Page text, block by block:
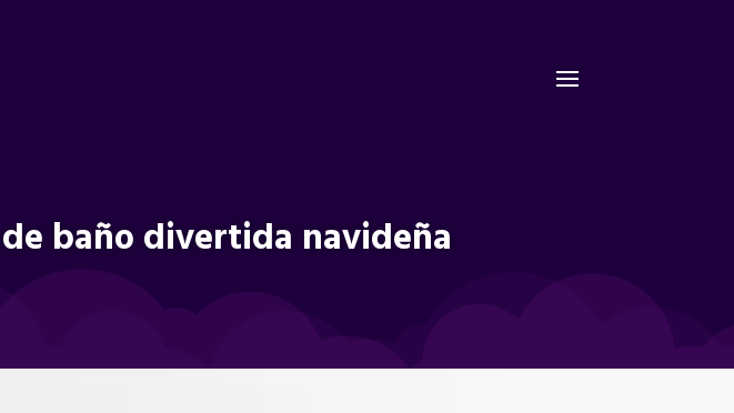
baño divertida navideña